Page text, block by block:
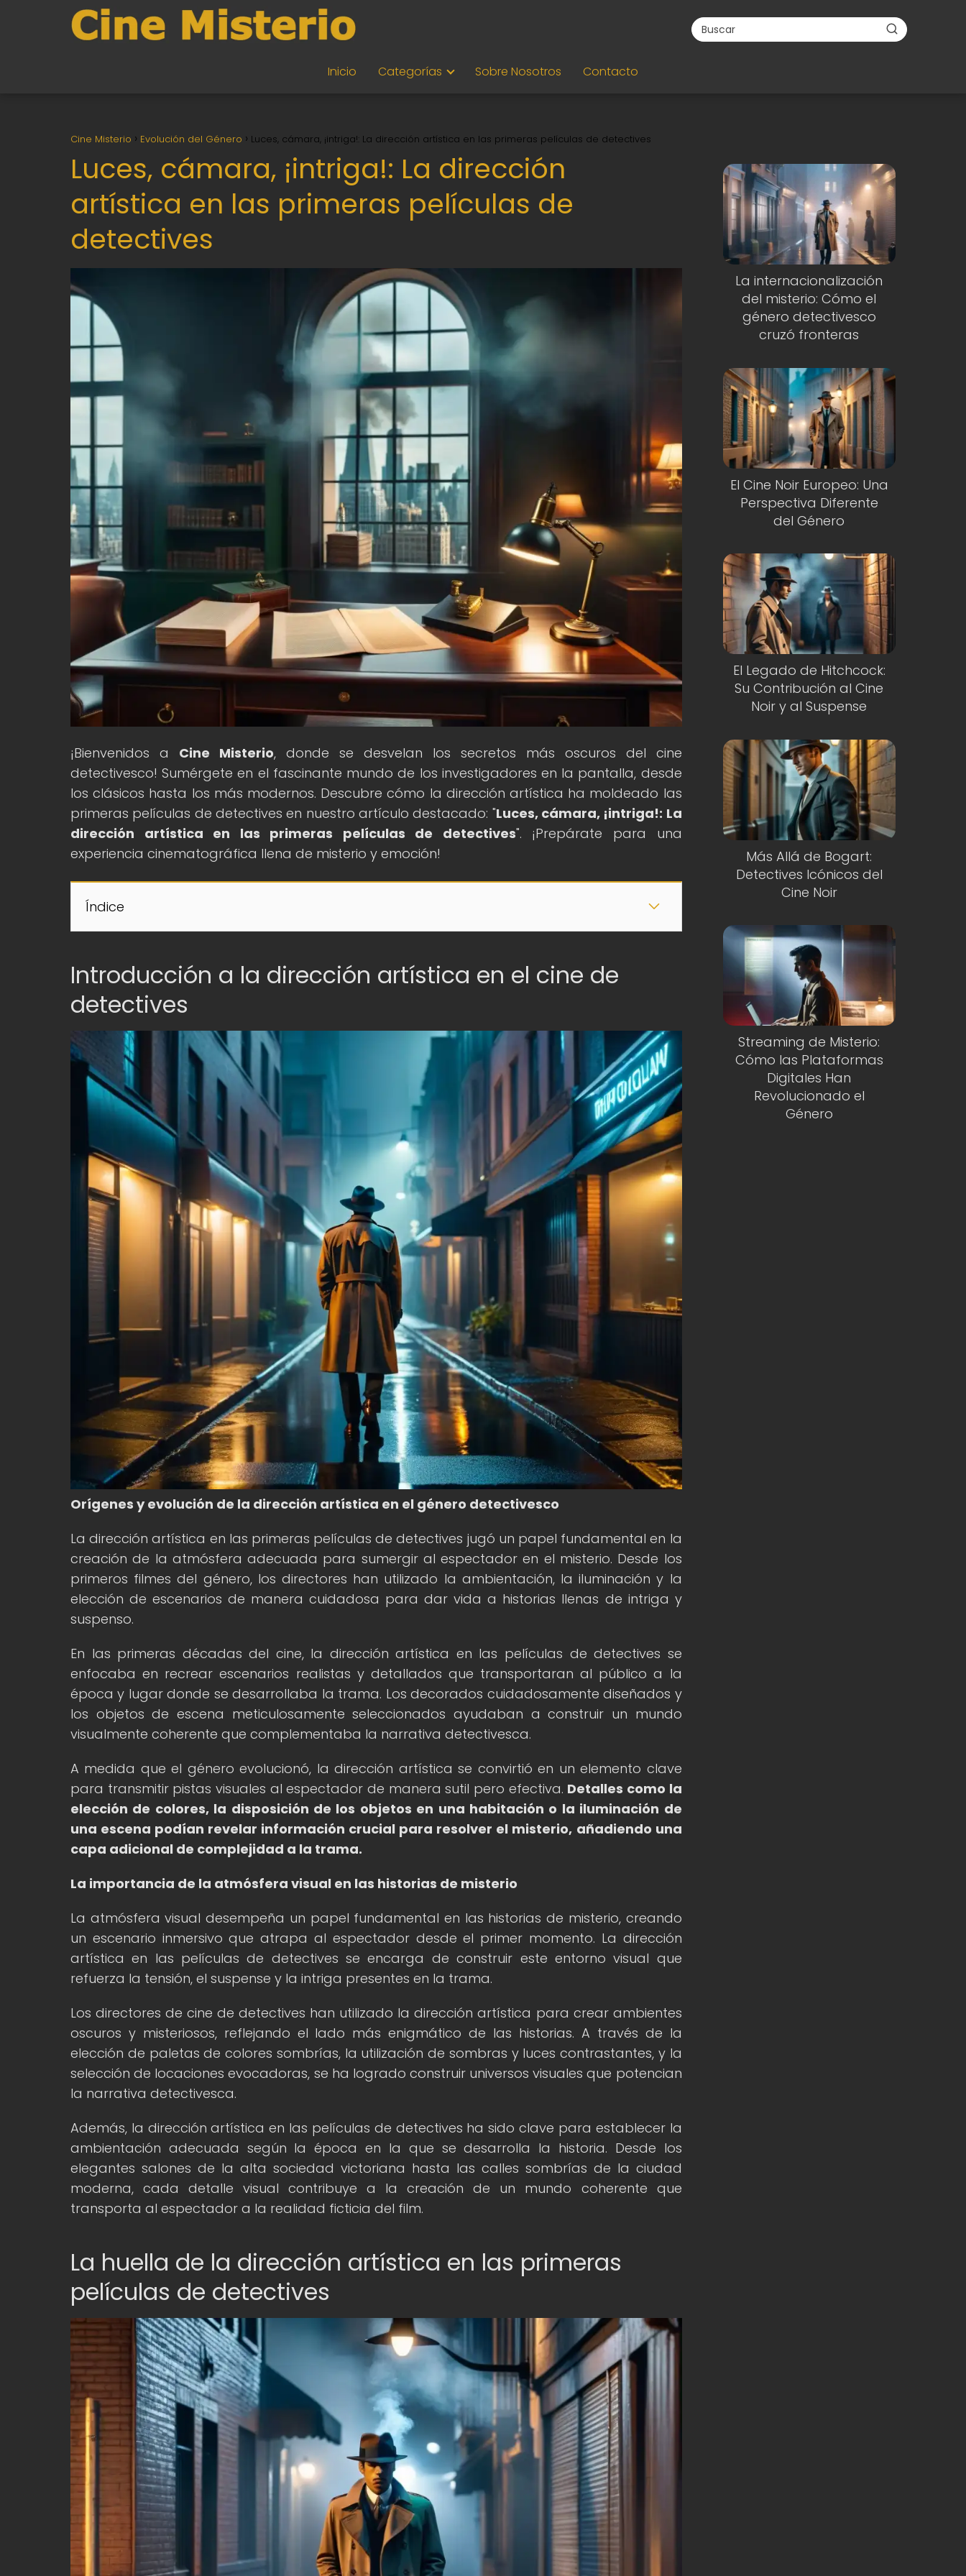
Inicio Categorías Sobre Nosotros Contacto
Cine Misterio Evolución del Género Luces, cámara, ¡intriga!: La dirección artística en las primeras películas de detectives
Luces, cámara, ¡intriga!: La dirección
artística en las primeras películas de
detectives
¡Bienvenidos a Cine Misterio, donde se desvelan los secretos más oscuros del cine
detectivesco! Sumérgete en el fascinante mundo de los investigadores en la pantalla, desde
los clásicos hasta los más modernos. Descubre cómo la dirección artística ha moldeado las
primeras películas de detectives en nuestro artículo destacado: "Luces, cámara, ¡intriga!: La
dirección artística en las primeras películas de detectives". ¡Prepárate para una
experiencia cinematográfica llena de misterio y emoción!
Índice
Introducción a la dirección artística en el cine de
detectives
Orígenes y evolución de la dirección artística en el género detectivesco
La dirección artística en las primeras películas de detectives jugó un papel fundamental en la
creación de la atmósfera adecuada para sumergir al espectador en el misterio. Desde los
primeros filmes del género, los directores han utilizado la ambientación, la iluminación y la
elección de escenarios de manera cuidadosa para dar vida a historias llenas de intriga y
suspenso.
En las primeras décadas del cine, la dirección artística en las películas de detectives se
enfocaba en recrear escenarios realistas y detallados que transportaran al público a la
época y lugar donde se desarrollaba la trama. Los decorados cuidadosamente diseñados y
los objetos de escena meticulosamente seleccionados ayudaban a construir un mundo
visualmente coherente que complementaba la narrativa detectivesca.
A medida que el género evolucionó, la dirección artística se convirtió en un elemento clave
para transmitir pistas visuales al espectador de manera sutil pero efectiva. Detalles como la
elección de colores, la disposición de los objetos en una habitación o la iluminación de
una escena podían revelar información crucial para resolver el misterio, añadiendo una
capa adicional de complejidad a la trama.
La importancia de la atmósfera visual en las historias de misterio
La atmósfera visual desempeña un papel fundamental en las historias de misterio, creando
un escenario inmersivo que atrapa al espectador desde el primer momento. La dirección
artística en las películas de detectives se encarga de construir este entorno visual que
refuerza la tensión, el suspense y la intriga presentes en la trama.
Los directores de cine de detectives han utilizado la dirección artística para crear ambientes
oscuros y misteriosos, reflejando el lado más enigmático de las historias. A través de la
elección de paletas de colores sombrías, la utilización de sombras y luces contrastantes, y la
selección de locaciones evocadoras, se ha logrado construir universos visuales que potencian
la narrativa detectivesca.
Además, la dirección artística en las películas de detectives ha sido clave para establecer la
ambientación adecuada según la época en la que se desarrolla la historia. Desde los
elegantes salones de la alta sociedad victoriana hasta las calles sombrías de la ciudad
moderna, cada detalle visual contribuye a la creación de un mundo coherente que
transporta al espectador a la realidad ficticia del film.
La huella de la dirección artística en las primeras
películas de detectives
La internacionalización
del misterio: Cómo el
género detectivesco
cruzó fronteras
El Cine Noir Europeo: Una
Perspectiva Diferente
del Género
El Legado de Hitchcock:
Su Contribución al Cine
Noir y al Suspense
Más Allá de Bogart:
Detectives Icónicos del
Cine Noir
Streaming de Misterio:
Cómo las Plataformas
Digitales Han
Revolucionado el
Género